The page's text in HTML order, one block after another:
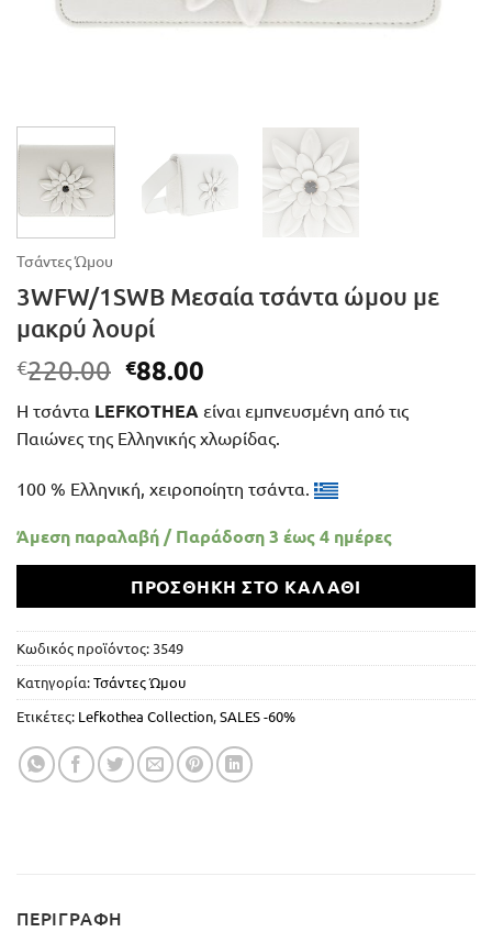
Τσάντες Ώμου
3WFW/1SWB Μεσαία τσάντα ώμου με
μακρύ λουρί
€220.00 Original
was:
€220.00.
€88.00
τιμή
είναι:
€88.00.
Η τσάντα LEFKOTHEA είναι εμπνευσμένη από τις
Παιώνες της Ελληνικής χλωρίδας.
100 % Ελληνική, χειροποίητη τσάντα.
Άμεση παραλαβή / Παράδoση 3 έως 4 ημέρες
ΠΡΟΣΘΉΚΗ ΣΤΟ ΚΑΛΆΘΙ
Κωδικός προϊόντος: 3549
Κατηγορία:Τσάντες Ώμου
Ετικέτες: Lefkothea Collection,SALES -60%
ΠΕΡΙΓΡΑΦΉ